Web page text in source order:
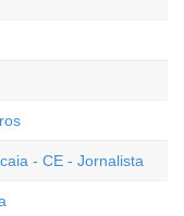
- CE - Jornalista